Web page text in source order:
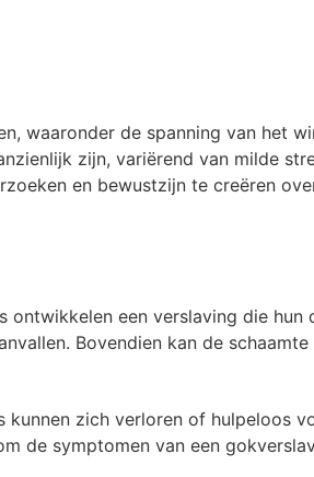
waaronder de spanning van het
zijn, variërend van milde
en bewustzijn te creëren
een verslaving die hun
Bovendien kan de
zich verloren of hulpeloos
de symptomen van een